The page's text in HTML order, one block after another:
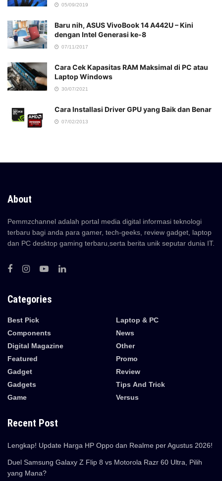
05/09/2019
Baru nih, ASUS VivoBook 14 A442U – Kini
dengan Intel Generasi ke-8
07/11/2017
Cara Cek Kapasitas RAM Maksimal di PC atau
Laptop Windows
30/07/2021
Cara Installasi Driver GPU yang Baik dan Benar
07/02/2013
About
Pemmzchannel adalah portal media digital informasi teknologi
terbaru bagi anda para gamer, tech-geeks, review gadget, laptop
dan PC desktop gaming terbaru,serta berita unik seputar dunia IT.
Categories
Best Pick
Components
Digital Magazine
Featured
Gadget
Gadgets
Game
Laptop & PC
News
Other
Promo
Review
Tips And Trick
Versus
Recent Post
Lengkap! Update Harga HP Oppo dan Realme per Agustus 2026!
Duel Samsung Galaxy Z Flip 8 vs Motorola Razr 60 Ultra, Pilih
yang Mana?